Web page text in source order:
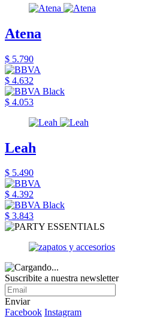
Atena
$ 5.790
$ 4.632
$ 4.053
Leah
$ 5.490
$ 4.392
$ 3.843
Suscribite a nuestra newsletter
Enviar
Facebook Instagram